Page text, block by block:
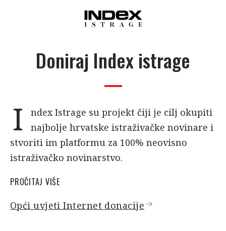
Doniraj Index istrage
I
ndex Istrage su projekt čiji je cilj okupiti
najbolje hrvatske istraživačke novinare i
stvoriti im platformu za 100% neovisno
istraživačko novinarstvo.
PROČITAJ VIŠE
Opći uvjeti Internet donacije